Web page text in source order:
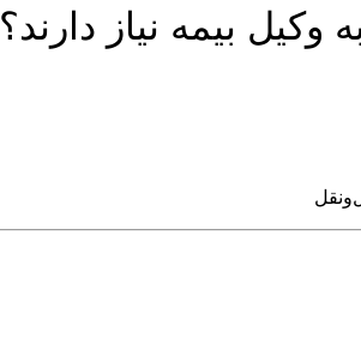
وکیل بیمه نیاز دارند؟